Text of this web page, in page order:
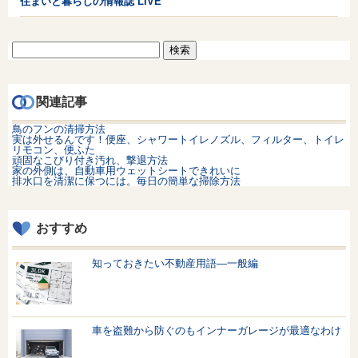
関連記事
鳥のフンの清掃方法
実は外せるんです！便座、シャワートイレノズル、フィルター、トイレ
リモコン、便ふた
頑固なこびり付き汚れ、撃退方法
家の外側は、自動車用ウェットシートできれいに
排水口を清潔に保つには。毎日の簡単な掃除方法
おすすめ
知っておきたい不動産用語—一般編
車を盗難から防ぐのもインナーガレージが最適なわけ